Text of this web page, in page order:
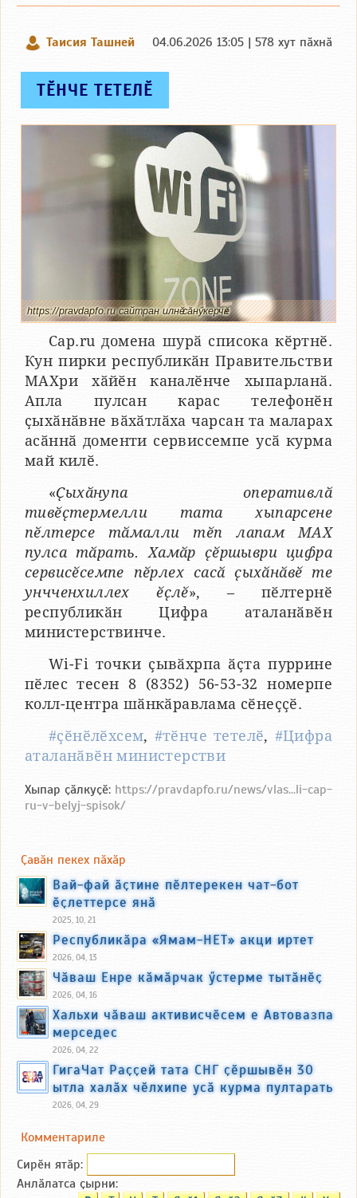
Таисия Ташней 04.06.2026 13:05 | 578 хут пӑхнӑ
ТӖНЧЕ ТЕТЕЛӖ
https://pravdapfo.ru сайтран илнӗ сӑнӳкерчӗк
Cap.ru домена шурӑ списока кӗртнӗ.
Кун пирки республикӑн Правительстви
МАХри хӑйӗн каналӗнче хыпарланӑ.
Апла пулсан карас телефонӗн
ҫыхӑнӑвне вӑхӑтлӑха чарсан та маларах
асӑннӑ доменти сервиссемпе усӑ курма
май килӗ.
«Ҫыхӑнупа оперативлӑ
тивӗҫтермелли тата хыпарсене
пӗлтерсе тӑмалли тӗп лапам МАХ
пулса тӑрать. Хамӑр ҫӗршыври цифра
сервисӗсемпе пӗрлех сасӑ ҫыхӑнӑвӗ те
унчченхиллех ӗҫлӗ», – пӗлтернӗ
республикӑн Цифра аталанӑвӗн
министерствинче.
Wi-Fi точки ҫывӑхрпа ӑҫта пуррине
пӗлес тесен 8 (8352) 56-53-32 номерпе
колл-центра шӑнкӑравлама сӗнеҫҫӗ.
#ҫӗнӗлӗхсем, #тӗнче тетелӗ, #Цифра
аталанӑвӗн министерстви
Хыпар ҫӑлкуҫӗ: https://pravdapfo.ru/news/vlas...li-cap-
ru-v-belyj-spisok/
Ҫавӑн пекех пӑхӑр
Вай-фай ӑҫтине пӗлтерекен чат-бот
ӗҫлеттерсе янӑ
2025, 10, 21
Республикӑра «Ямам-НЕТ» акци иртет
2026, 04, 13
Чӑваш Енре кӑмӑрчак ӳстерме тытӑнӗҫ
2026, 04, 16
Хальхи чӑваш активисчӗсем е Автовазпа
мерседес
2026, 04, 22
ГигаЧат Раҫҫей тата СНГ ҫӗршывӗн 30
ытла халӑх чӗлхипе усӑ курма пултарать
2026, 04, 29
Комментариле
Сирӗн ятӑp:
Анлӑлатса ҫырни: